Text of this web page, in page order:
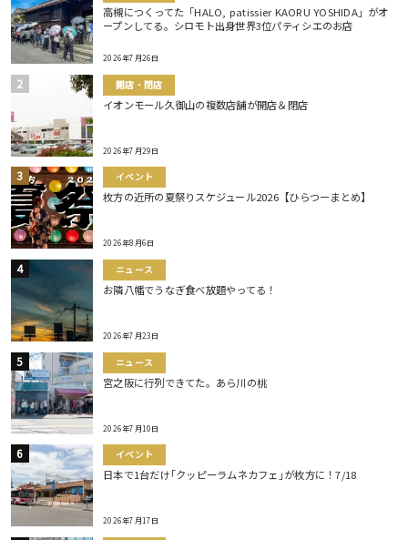
高槻につくってた「HALO, patissier KAORU YOSHIDA」がオ
ープンしてる。シロモト出身世界3位パティシエのお店
2026年7月26日
開店・閉店
イオンモール久御山の複数店舗が開店＆閉店
2026年7月29日
イベント
枚方の近所の夏祭りスケジュール2026【ひらつーまとめ】
2026年8月6日
ニュース
お隣八幡でうなぎ食べ放題やってる！
2026年7月23日
ニュース
宮之阪に行列できてた。あら川の桃
2026年7月10日
イベント
日本で1台だけ｢クッピーラムネカフェ｣が枚方に！7/18
2026年7月17日